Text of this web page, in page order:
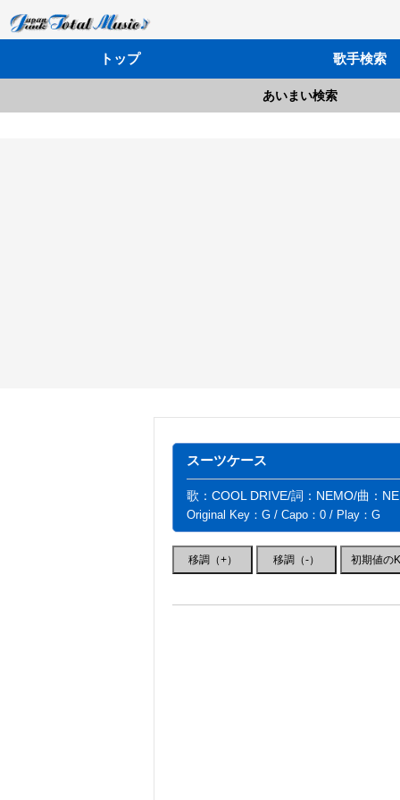
トップ 歌手検索
あいまい検索
スーツケース
歌：COOL DRIVE/詞：NEMO/曲：
Original Key：G / Capo：0 / Play：G